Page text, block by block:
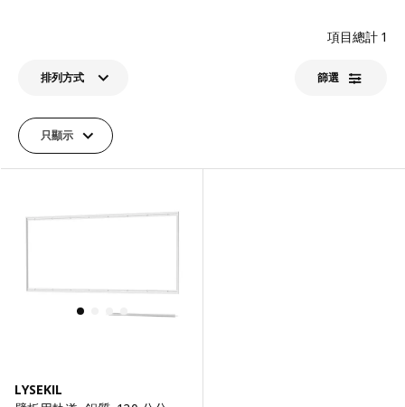
項目總計 1
排列方式 篩選​
只顯示
LYSEKIL